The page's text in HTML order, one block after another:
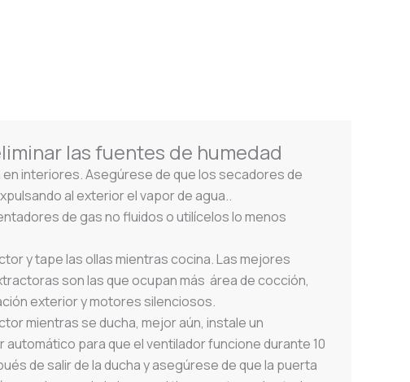
las fuentes de humedad
en interiores. Asegúrese de que los secadores de
al exterior el vapor de agua..
de gas no fluidos o utilícelos lo menos
y tape las ollas mientras cocina. Las mejores
son las que ocupan más área de cocción,
exterior y motores silenciosos.
mientras se ducha, mejor aún, instale un
para que el ventilador funcione durante 10
de salir de la ducha y asegúrese de que la puerta